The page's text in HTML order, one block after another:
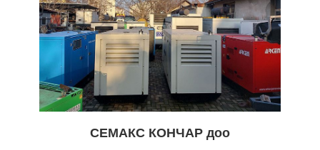
СЕМАКС КОНЧАР доо